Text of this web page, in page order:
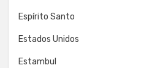
Espírito Santo
Estados Unidos
Estambul